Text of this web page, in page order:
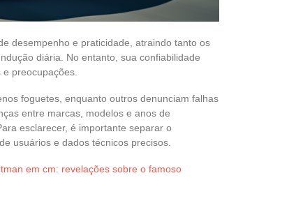
desempenho e praticidade, atraindo tanto os
diária. No entanto, sua confiabilidade
preocupações.
foguetes, enquanto outros denunciam falhas
entre marcas, modelos e anos de
esclarecer, é importante separar o
usuários e dados técnicos precisos.
em cm: revelações sobre o famoso